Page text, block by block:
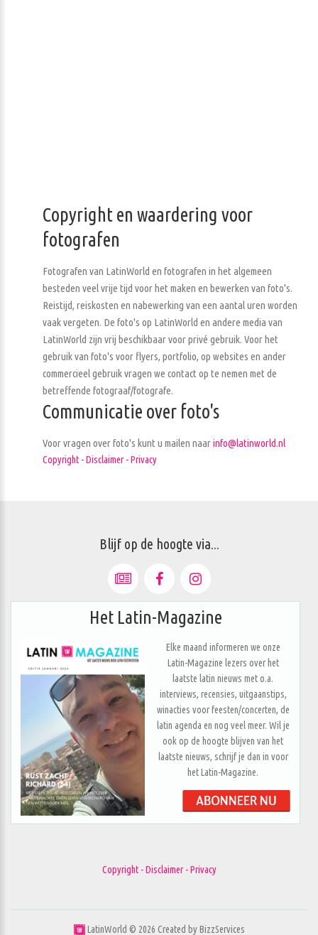
Copyright en waardering voor
fotografen
Fotografen van LatinWorld en fotografen in het algemeen
besteden veel vrije tijd voor het maken en bewerken van foto's.
Reistijd, reiskosten en nabewerking van een aantal uren worden
vaak vergeten. De foto's op LatinWorld en andere media van
LatinWorld zijn vrij beschikbaar voor privé gebruik. Voor het
gebruik van foto's voor flyers, portfolio, op websites en ander
commercieel gebruik vragen we contact op te nemen met de
betreffende fotograaf/fotografe.
Communicatie over foto's
Voor vragen over foto's kunt u mailen naarinfo@latinworld.nl
Copyright - Disclaimer - Privacy
Blijf op de hoogte via...
Het Latin-Magazine
Elke maand informeren we onze
Latin-Magazine lezers over het
laatste latin nieuws met o.a.
interviews, recensies, uitgaanstips,
winacties voor feesten/concerten, de
latin agenda en nog veel meer. Wil je
ook op de hoogte blijven van het
laatste nieuws, schrijf je dan in voor
het Latin-Magazine.
Copyright - Disclaimer - Privacy
LatinWorld © 2026 Created byBizzServices